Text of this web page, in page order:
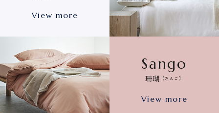
View more
Sango
珊瑚 【さんご】
View more